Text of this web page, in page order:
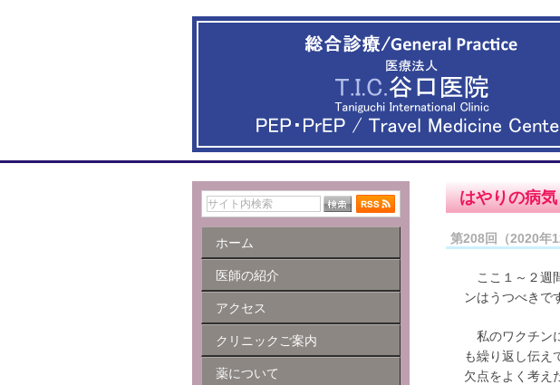
はやりの病気
第208回（2020年
ここ１～２週
ンはうつべきで
私のワクチン
も繰り返し伝え
欠点をよく考え
ホーム
医師の紹介
アクセス
クリニックご案内
薬について